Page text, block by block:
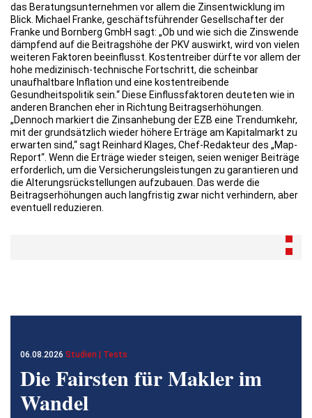
das Beratungsunternehmen vor allem die Zinsentwicklung im
Blick. Michael Franke, geschäftsführender Gesellschafter der
Franke und Bornberg GmbH sagt: „Ob und wie sich die Zinswende
dämpfend auf die Beitragshöhe der PKV auswirkt, wird von vielen
weiteren Faktoren beeinflusst. Kostentreiber dürfte vor allem der
hohe medizinisch-technische Fortschritt, die scheinbar
unaufhaltbare Inflation und eine kostentreibende
Gesundheitspolitik sein.“ Diese Einflussfaktoren deuteten wie in
anderen Branchen eher in Richtung Beitragserhöhungen.
„Dennoch markiert die Zinsanhebung der EZB eine Trendumkehr,
mit der grundsätzlich wieder höhere Erträge am Kapitalmarkt zu
erwarten sind,“ sagt Reinhard Klages, Chef-Redakteur des „Map-
Report“. Wenn die Erträge wieder steigen, seien weniger Beiträge
erforderlich, um die Versicherungsleistungen zu garantieren und
die Alterungsrückstellungen aufzubauen. Das werde die
Beitragserhöhungen auch langfristig zwar nicht verhindern, aber
eventuell reduzieren.
06.08.2026 Studien | Tests
Die Fairsten für Makler im
Wandel